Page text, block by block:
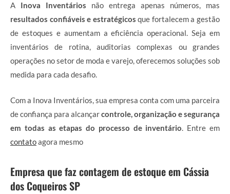
A Inova Inventários não entrega apenas números, mas
resultados confiáveis e estratégicos que fortalecem a gestão
de estoques e aumentam a eficiência operacional. Seja em
inventários de rotina, auditorias complexas ou grandes
operações no setor de moda e varejo, oferecemos soluções sob
medida para cada desafio.
Com a Inova Inventários, sua empresa conta com uma parceira
de confiança para alcançarcontrole, organização e segurança
em todas as etapas do processo de inventário . Entre em
contatoagora mesmo
Empresa que faz contagem de estoque em Cássia
dos Coqueiros SP